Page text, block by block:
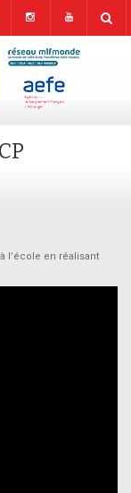
l’école en réalisant